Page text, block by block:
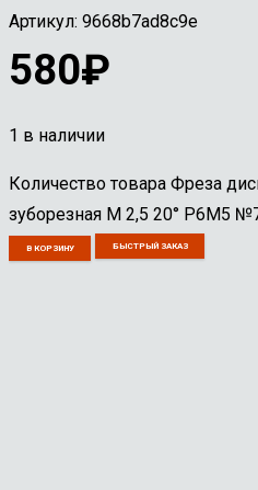
Артикул: 9668b7ad8c9e
580₽
1 в наличии
Количество товара Фреза
зуборезная М 2,5 20° Р6М5
В КОРЗИНУ БЫСТРЫЙ ЗАКАЗ